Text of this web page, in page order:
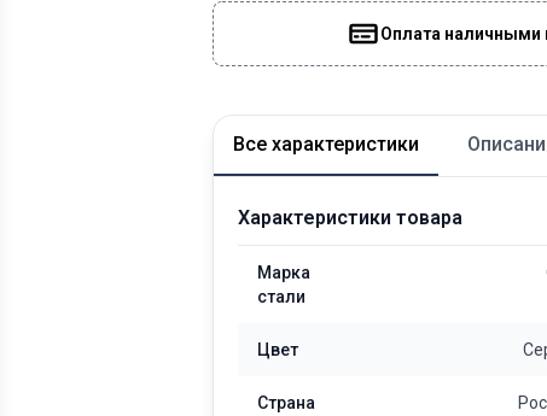
Оплата наличными
Все характеристики
Характеристики товара
Марка
стали
Цвет
Страна